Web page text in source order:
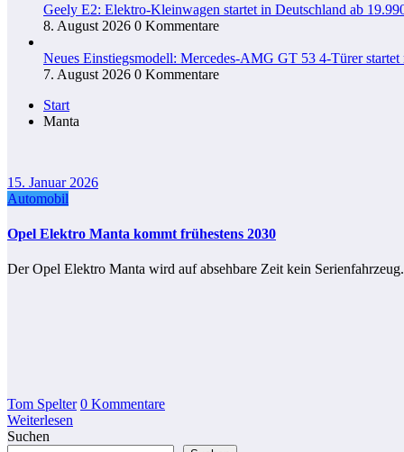
Geely E2: Elektro-Kleinwagen startet in Deutschland ab
8. August 2026 0 Kommentare
Neues Einstiegsmodell: Mercedes-AMG GT 53 4-Türer startet
7. August 2026 0 Kommentare
Start
Manta
15. Januar 2026
Automobil
Opel Elektro Manta kommt frühestens 2030
Der Opel Elektro Manta wird auf absehbare Zeit kein
Tom Spelter 0 Kommentare
Weiterlesen
Suchen